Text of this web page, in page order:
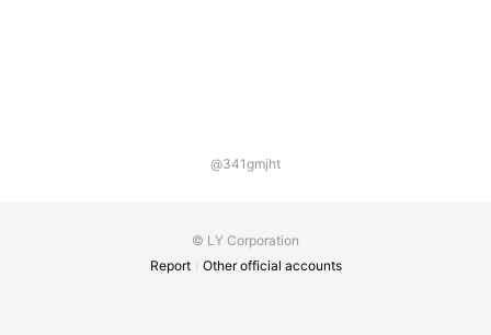
@341gmjht
© LY Corporation
Report
Other official accounts